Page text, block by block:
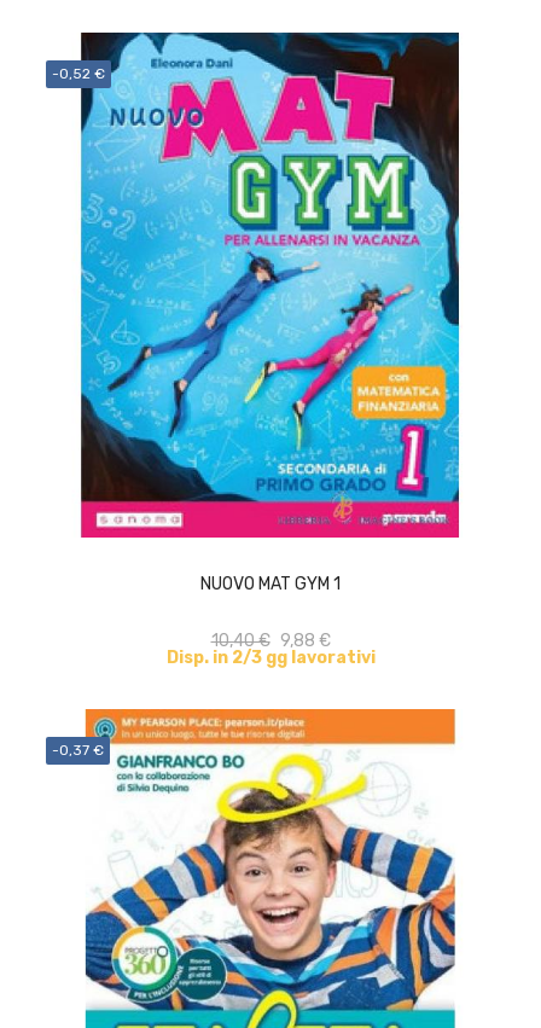
-0,52 €
NUOVO MAT GYM 1
10,40 € 9,88 €
Disp. in 2/3 gg lavorativi
ACQUISTA
-0,37 €